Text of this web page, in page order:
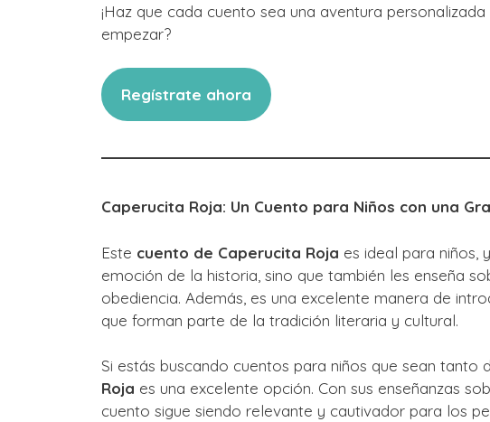
¡Haz que cada cuento sea una aventura
empezar?
Regístrate ahora
Caperucita Roja: Un Cuento para Niños con una
Este cuento de Caperucita Roja es ideal para niños,
emoción de la historia, sino que también les enseña
obediencia. Además, es una excelente manera de
que forman parte de la tradición literaria y cultural.
Si estás buscando cuentos para niños que sean tanto
Roja es una excelente opción. Con sus enseñanzas
cuento sigue siendo relevante y cautivador para los